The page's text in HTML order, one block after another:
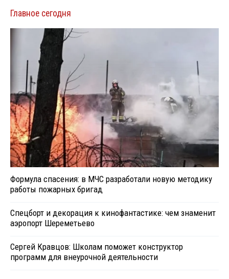
Главное сегодня
Формула спасения: в МЧС разработали новую методику
работы пожарных бригад
Спецборт и декорация к кинофантастике: чем знаменит
аэропорт Шереметьево
Сергей Кравцов: Школам поможет конструктор
программ для внеурочной деятельности